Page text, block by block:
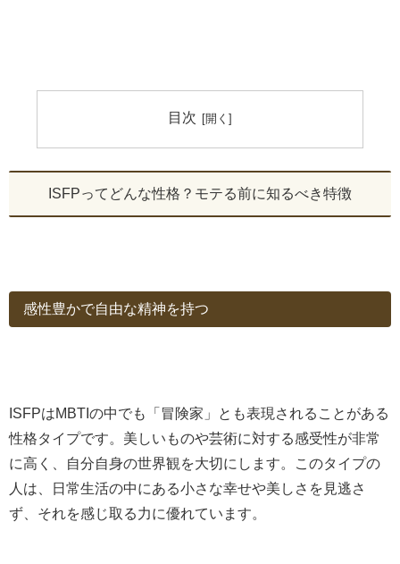
目次
ISFPってどんな性格？モテる前に知るべき特徴
感性豊かで自由な精神を持つ
ISFPはMBTIの中でも「冒険家」とも表現されることがある
性格タイプです。美しいものや芸術に対する感受性が非常
に高く、自分自身の世界観を大切にします。このタイプの
人は、日常生活の中にある小さな幸せや美しさを見逃さ
ず、それを感じ取る力に優れています。